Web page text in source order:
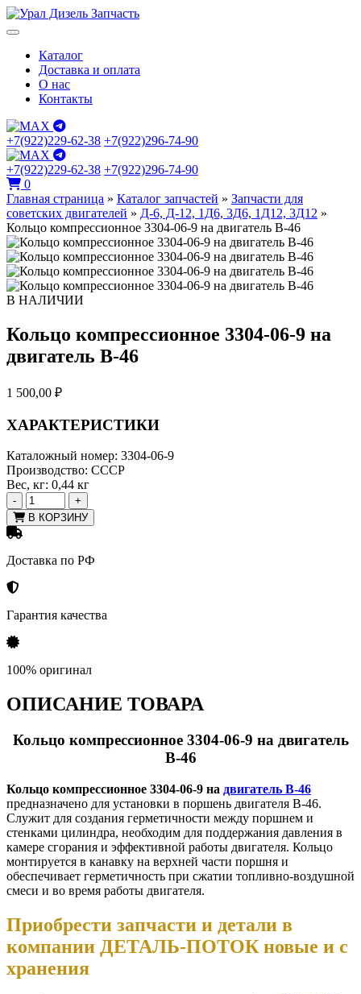
Каталог
Доставка и оплата
О нас
Контакты
+7(922)229-62-38 +7(922)296-74-90
+7(922)229-62-38 +7(922)296-74-90
0
Главная страница » Каталог запчастей » Запчасти для
советских двигателей » Д-6, Д-12, 1Д6, 3Д6, 1Д12, 3Д12 »
Кольцо компрессионное 3304-06-9 на двигатель В-46
В НАЛИЧИИ
Кольцо компрессионное 3304-06-9 на
двигатель В-46
1 500,00 ₽
ХАРАКТЕРИСТИКИ
Каталожный номер: 3304-06-9
Производство: СССР
Вес, кг: 0,44 кг
-
+
В КОРЗИНУ
Доставка по РФ
Гарантия качества
100% оригинал
ОПИСАНИЕ ТОВАРА
Кольцо компрессионное 3304-06-9 на двигатель
В-46
Кольцо компрессионное 3304-06-9 на двигатель В-46
предназначено для установки в поршень двигателя В-46.
Служит для создания герметичности между поршнем и
стенками цилиндра, необходим для поддержания давления в
камере сгорания и эффективной работы двигателя. Кольцо
монтируется в канавку на верхней части поршня и
обеспечивает герметичность при сжатии топливно-воздушной
смеси и во время работы двигателя.
Приобрести запчасти и детали в
компании ДЕТАЛЬ-ПОТОК новые и с
хранения